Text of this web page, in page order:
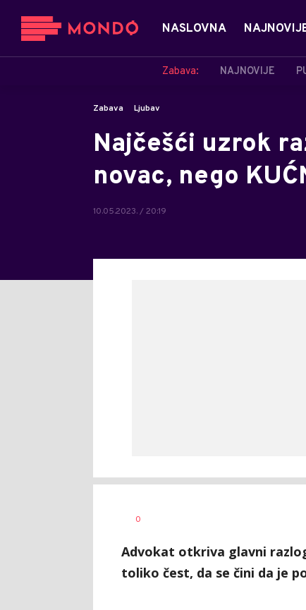
NASLOVNA
Zabava: NAJNOVIJE
Zabava Ljubav
Najčešći uzrok
novac, nego
10.05.2023. / 20:19
AUTOR
0
Advokat otkriva glavni
toliko čest, da se čini da je